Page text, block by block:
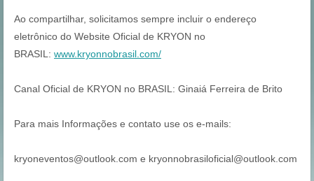
Ao compartilhar, solicitamos sempre incluir o endereço
eletrônico do Website Oficial de KRYON no
BRASIL: www.kryonnobrasil.com/
Canal Oficial de KRYON no BRASIL: Ginaiá Ferreira de Brito
Para mais Informações e contato use os e-mails:
kryoneventos@outlook.com e kryonnobrasiloficial@outlook.com